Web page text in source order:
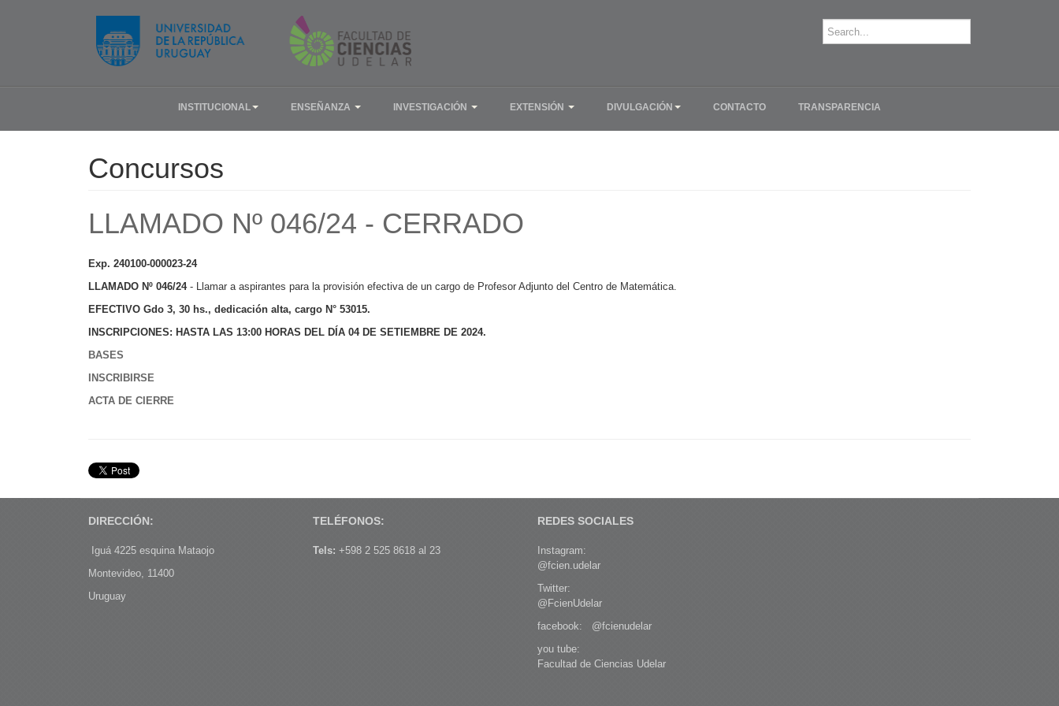
INSTITUCIONAL ENSEÑANZA INVESTIGACIÓN EXTENSIÓN DIVULGACIÓN CONTACTO TRANSPARENCIA
Concursos
LLAMADO Nº 046/24 - CERRADO
Exp. 240100-000023-24
LLAMADO Nº 046/24 - Llamar a aspirantes para la provisión efectiva de un cargo de Profesor Adjunto del Centro de Matemática.
EFECTIVO Gdo 3, 30 hs., dedicación alta, cargo N° 53015.
INSCRIPCIONES: HASTA LAS 13:00 HORAS DEL DÍA 04 DE SETIEMBRE DE 2024.
BASES
INSCRIBIRSE
ACTA DE CIERRE
DIRECCIÓN:
Iguá 4225 esquina Mataojo
Montevideo, 11400
Uruguay
TELÉFONOS:
Tels: +598 2 525 8618 al 23
REDES SOCIALES
Instagram:
@fcien.udelar
Twitter:
@FcienUdelar
facebook: @fcienudelar
you tube:
Facultad de Ciencias Udelar